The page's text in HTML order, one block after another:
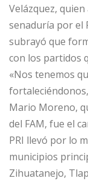
Velázquez,
senaduría por el
subrayó que
con los partidos
«Nos tenemos
Mario Moreno,
del FAM, fue el
PRI llevó por lo
municipios
Zihuatanejo,